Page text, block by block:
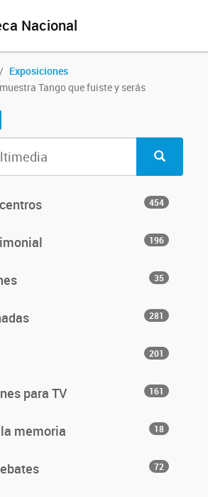
Exposiciones
Tango que fuiste y serás
454
196
35
281
201
para TV 161
memoria 18
72